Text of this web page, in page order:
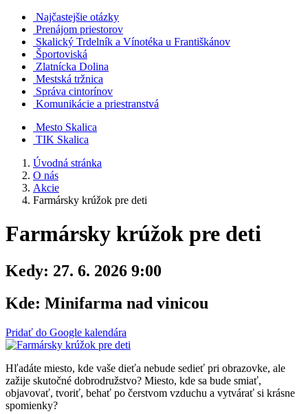
Najčastejšie otázky
Prenájom priestorov
Skalický Trdelník a Vínotéka u Františkánov
Športoviská
Zlatnícka Dolina
Mestská tržnica
Správa cintorínov
Komunikácie a​ priestranstvá
Mesto Skalica
TIK Skalica
Úvodná stránka
O nás
Akcie
Farmársky krúžok pre deti
Farmársky krúžok pre deti
Kedy: 27. 6. 2026 9:00
Kde: Minifarma nad vinicou
Pridať do Google kalendára
Hľadáte miesto, kde vaše dieťa nebude sedieť pri obrazovke, ale
zažije skutočné dobrodružstvo? Miesto, kde sa bude smiať,
objavovať, tvoriť, behať po čerstvom vzduchu a vytvárať si krásne
spomienky?